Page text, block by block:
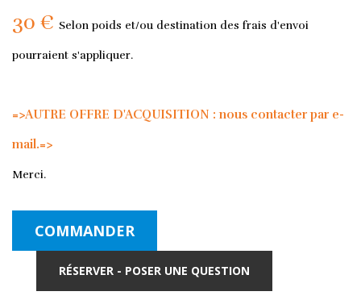
30 € Selon poids et/ou destination des frais d'envoi
pourraient s'appliquer.
=>AUTRE OFFRE D'ACQUISITION : nous contacter par e-
mail.=>
Merci.
COMMANDER
RÉSERVER - POSER UNE QUESTION